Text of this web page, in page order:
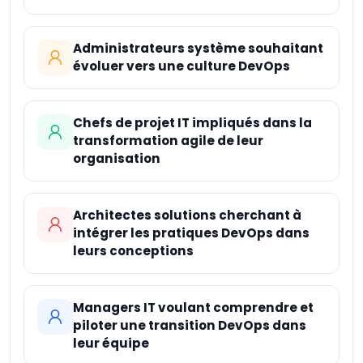
Administrateurs système souhaitant
évoluer vers une culture DevOps
Chefs de projet IT impliqués dans la
transformation agile de leur
organisation
Architectes solutions cherchant à
intégrer les pratiques DevOps dans
leurs conceptions
Managers IT voulant comprendre et
piloter une transition DevOps dans
leur équipe